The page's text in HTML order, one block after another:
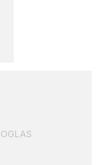
OGLAS